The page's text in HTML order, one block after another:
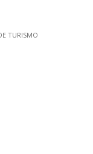
TURISMO